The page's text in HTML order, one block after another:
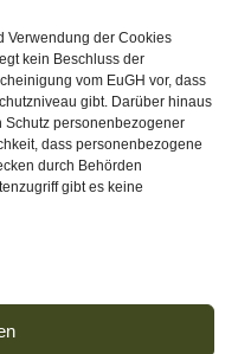
Verwendung der Cookies
kein Beschluss der
vom EuGH vor, dass
gibt. Darüber hinaus
Schutz personenbezogener
dass personenbezogene
durch Behörden
gibt es keine